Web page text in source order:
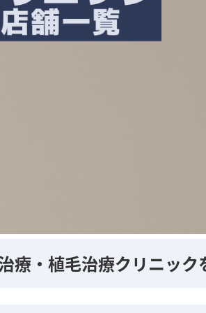
療・植毛治療クリニック